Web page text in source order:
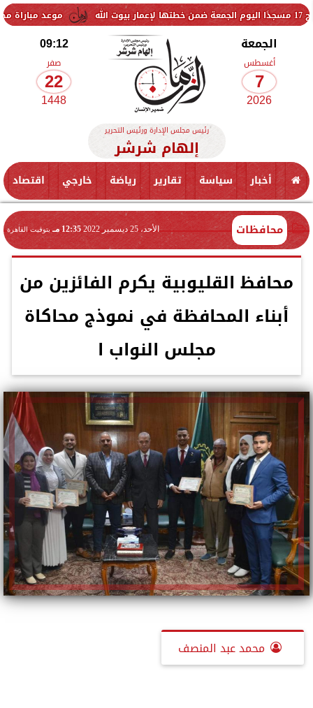
موعد مباراة مصر وإسبانيا في
الجمعة
أغسطس
7
2026
09:12
صفر
22
1448
رئيس مجلس الإدارة ورئيس التحرير
إلهام شرشر
أخبار سياسة تقارير رياضة خارجي اقتصاد
محافظات الأحد، 25 ديسمبر 2022 12:35 مـ بتوقيت القاهرة
محافظ القليوبية يكرم الفائزين من
أبناء المحافظة في نموذج محاكاة
مجلس النواب ا
محمد عبد المنصف